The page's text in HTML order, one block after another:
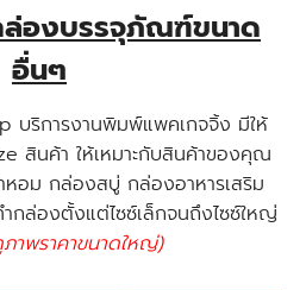
ล่องบรรจุภัณฑ์ขนาด
อื่นๆ
บริการงานพิมพ์แพคเกจจิ้ง มีให้
สินค้า ให้เหมาะกับสินค้าของคุณ
อม กล่องสบู่ กล่องอาหารเสริม
กล่องตั้งแต่ไซซ์เล็กจนถึงไซซ์ใหญ่
าพราคาขนาดใหญ่)